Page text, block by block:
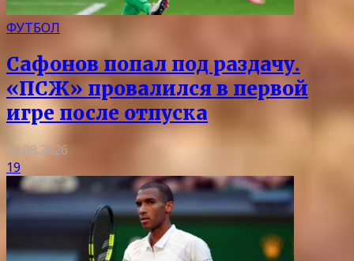
ФУТБОЛ
Сафонов попал под раздачу.
«ПСЖ» провалился в первой
игре после отпуска
06.08.2026
19